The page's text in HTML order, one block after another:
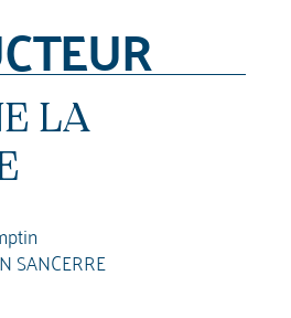
LA
SANCERRE